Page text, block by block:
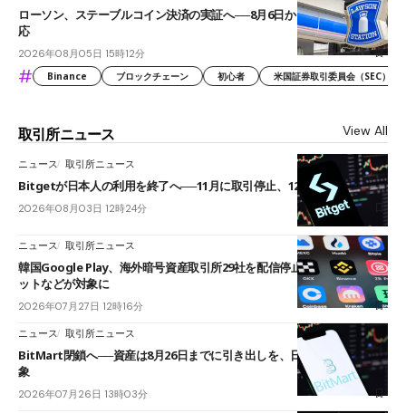
ローソン、ステーブルコイン決済の実証へ──8月6日からJPYCやUSDC対
応
2026年08月05日 15時12分
# Binance ブロックチェーン 初心者 米国証券取引委員会（SEC）
取引所ニュース View All
ニュース 取引所ニュース
Bitgetが日本人の利用を終了へ──11月に取引停止、12月末に強制決済
2026年08月03日 12時24分
ニュース 取引所ニュース
韓国Google Play、海外暗号資産取引所29社を配信停止──OKXやバイビ
ットなどが対象に
2026年07月27日 12時16分
ニュース 取引所ニュース
BitMart閉鎖へ──資産は8月26日までに引き出しを、日本人利用者も対
象
2026年07月26日 13時03分